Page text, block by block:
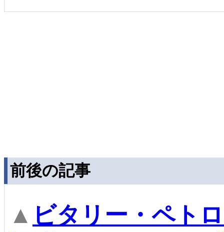
前後の記事
▲ ビタリー・ペト